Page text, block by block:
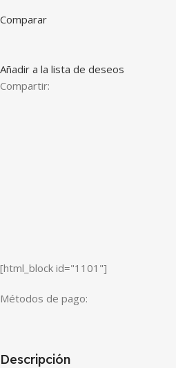
Comparar
Añadir a la lista de deseos
Compartir:
[html_block id="1101"]
Métodos de pago:
Descripción